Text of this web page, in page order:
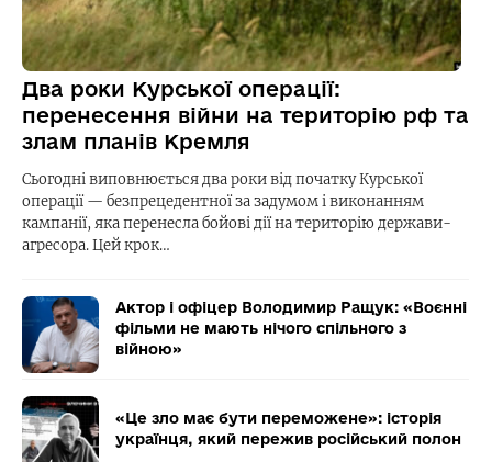
Два роки Курської операції:
перенесення війни на територію рф та
злам планів Кремля
Сьогодні виповнюється два роки від початку Курської
операції — безпрецедентної за задумом і виконанням
кампанії, яка перенесла бойові дії на територію держави-
агресора. Цей крок…
Актор і офіцер Володимир Ращук: «Воєнні
фільми не мають нічого спільного з
війною»
«Це зло має бути переможене»: історія
українця, який пережив російський полон